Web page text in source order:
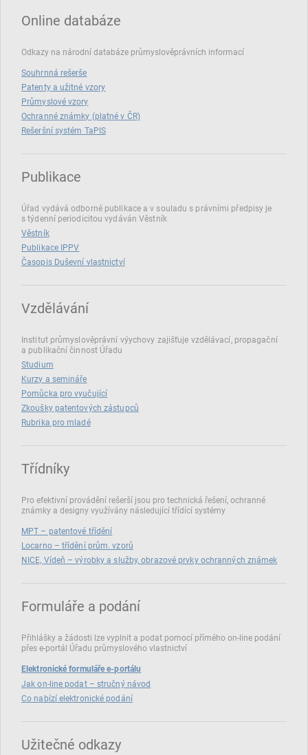
Online databáze
Odkazy na národní databáze průmyslověprávních informací
Souhrnná rešerše
Patenty a užitné vzory
Průmyslové vzory
Ochranné známky (platné v ČR)
Rešeršní systém TaPIS
Publikace
Úřad vydává odborné publikace a v souladu s právními předpisy je
s týdenní periodicitou vydáván Věstník
Věstník
Publikace IPPV
Časopis Duševní vlastnictví
Vzdělávání
Institut průmyslověprávní výychovy zajišťuje vzdělávací, propagační
a publikační činnost Úřadu
Studium
Kurzy a semináře
Pomůcka pro vyučující
Zkoušky patentových zástupců
Rubrika pro mladé
Třídníky
Pro efektivní provádění rešerší jsou pro technická řešení, ochranné
známky a designy využívány následující třídící systémy
MPT – patentové třídění
Locarno – třídění prům. vzorů
NICE, Vídeň – výrobky a služby, obrazové prvky ochranných známek
Formuláře a podání
Přihlášky a žádosti lze vyplnit a podat pomocí přímého on‑line podání
přes e‑portál Úřadu průmyslového vlastnictví
Elektronické formuláře e-portálu
Jak on-line podat – stručný návod
Co nabízí elektronické podání
Užitečné odkazy